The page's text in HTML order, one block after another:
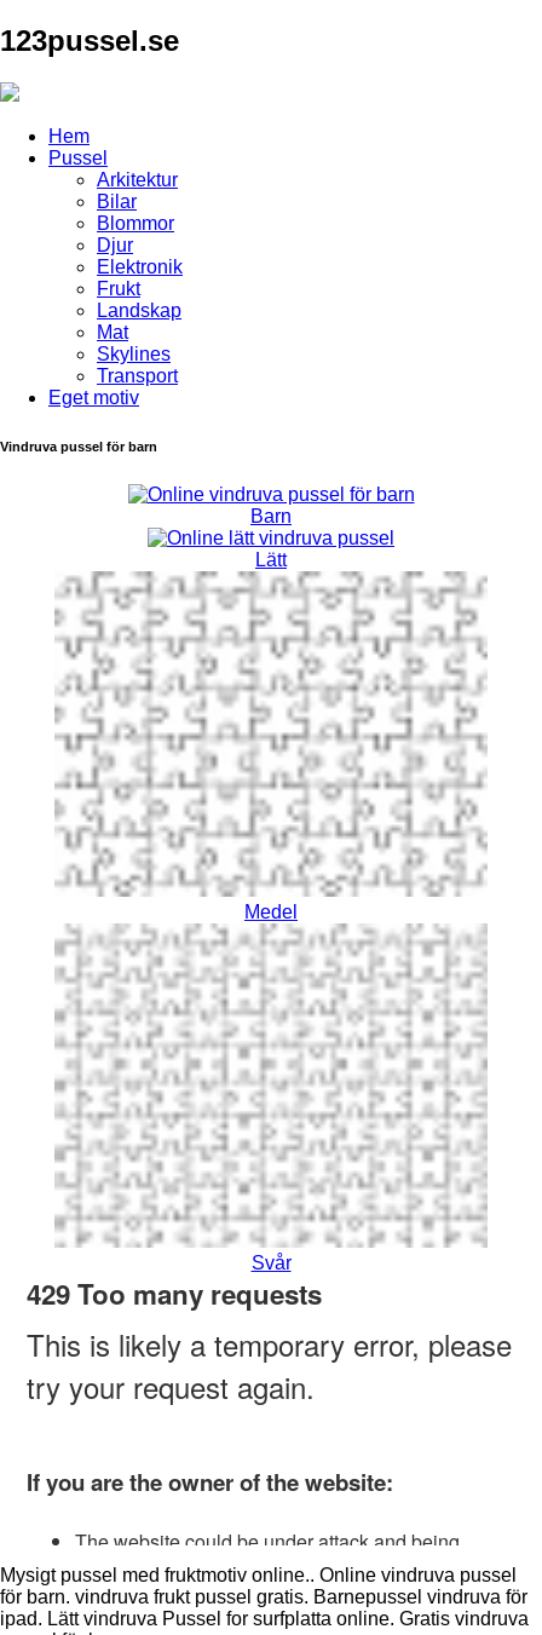
123pussel.se
Hem
Pussel
Arkitektur
Bilar
Blommor
Djur
Elektronik
Frukt
Landskap
Mat
Skylines
Transport
Eget motiv
Vindruva pussel för barn
Barn
Lätt
Medel
Svår
Mysigt pussel med fruktmotiv online.. Online vindruva pussel
för barn. vindruva frukt pussel gratis. Barnepussel vindruva för
ipad. Lätt vindruva Pussel for surfplatta online. Gratis vindruva